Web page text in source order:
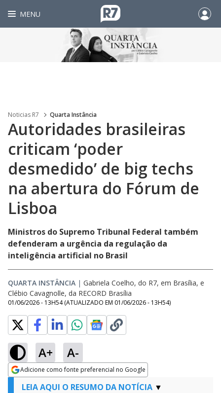
MENU
Noticias R7 Quarta Instância
Autoridades brasileiras
criticam ‘poder
desmedido’ de big techs
na abertura do Fórum de
Lisboa
Ministros do Supremo Tribunal Federal também
defenderam a urgência da regulação da
inteligência artificial no Brasil
QUARTA INSTÂNCIA | Gabriela Coelho, do R7, em Brasília, e
Clébio Cavagnolle, da RECORD Brasília
01/06/2026 - 13H54 (ATUALIZADO EM 01/06/2026 - 13H54)
A+ A-
Adicione como fonte preferencial no Google
Opens in new window
LEIA AQUI O RESUMO DA NOTÍCIA